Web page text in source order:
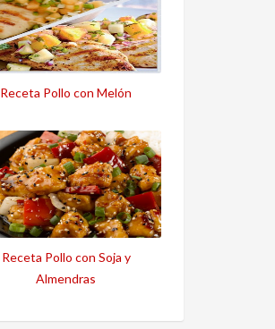
Receta Pollo con Melón
Receta Pollo con Soja y
Almendras